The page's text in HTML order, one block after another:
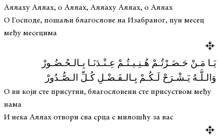
Аллаху Аллах, о Аллах, Аллаху Аллах, о Аллах
О Господе, пошаљи благослове на Изабраног, пун месец
међу месецима
يَـا مَـنْ حَـضَـرْتُـمْ هُـنِـيـتُـمْ عِـنْـدَنَـا بِـالـحُـضُـورْ
وَالـلَّـهُ يَـشْـرَحْ لَـكُـمْ بِـالـفَـضْـلِ كُـلِّ الـصُّـدُورْ
О ви који сте присутни, благословени сте присуством међу
нама
И нека Аллах отвори сва срца с милошћу за вас